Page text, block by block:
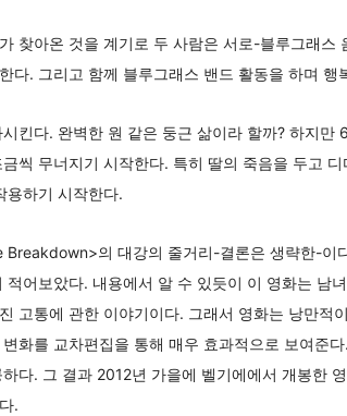
찾아온 것을 계기로 두 사람은 서로-블루그래스
다. 그리고 함께 블루그래스 밴드 활동을 하며 행
킨다. 완벽한 원 같은 둥근 삶이라 할까? 하지만
씩 무너지기 시작한다. 특히 딸의 죽음을 두고
용하기 시작한다.
의 대강의 줄거리-결론은 생략한-이
어보았다. 내용에서 알 수 있듯이 이 영화는 남
고통에 관한 이야기이다. 그래서 영화는 낭만적
화를 교차편집을 통해 매우 효과적으로 보여준
다. 그 결과 2012년 가을에 벨기에에서 개봉한
.